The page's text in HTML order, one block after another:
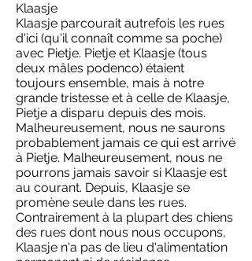
Klaasje
Klaasje parcourait autrefois les rues
d'ici (qu'il connaît comme sa poche)
avec Pietje. Pietje et Klaasje (tous
deux mâles podenco) étaient
toujours ensemble, mais à notre
grande tristesse et à celle de Klaasje,
Pietje a disparu depuis des mois.
Malheureusement, nous ne saurons
probablement jamais ce qui est arrivé
à Pietje. Malheureusement, nous ne
pourrons jamais savoir si Klaasje est
au courant. Depuis, Klaasje se
promène seule dans les rues.
Contrairement à la plupart des chiens
des rues dont nous nous occupons,
Klaasje n'a pas de lieu d'alimentation